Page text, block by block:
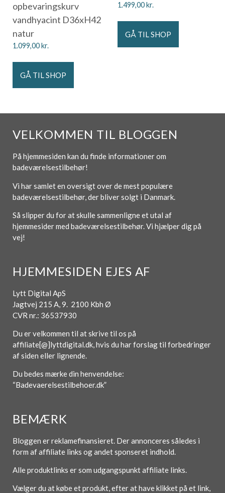
opbevaringskurv
vandhyacint D36xH42
natur
1.099,00kr.
GÅ TIL SHOP
1.499,00kr.
GÅ TIL SHOP
VELKOMMEN TIL BLOGGEN
På hjemmesiden kan du finde informationer om
badeværelsestilbehør!
Vi har samlet en oversigt over de mest populære
badeværelsestilbehør, der bliver solgt i Danmark.
Så slipper du for at skulle sammenligne et utal af
hjemmesider med badeværelsestilbehør. Vi hjælper dig på
vej!
HJEMMESIDEN EJES AF
Lytt Digital ApS
Jagtvej 215 A, 9. 2100 Kbh Ø
CVR nr.: 36537930
Du er velkommen til at skrive til os på
affiliate[@]lyttdigital.dk, hvis du har forslag til forbedringer
af siden eller lignende.
Du bedes mærke din henvendelse:
“Badevaerelsestilbehoer.dk”
BEMÆRK
Bloggen er reklamefinansieret. Der annonceres således i
form af affiliate links og andet sponseret indhold.
Alle produktlinks er som udgangspunkt affiliate links.
Vælger du at købe et produkt, efter at have klikket på et link,